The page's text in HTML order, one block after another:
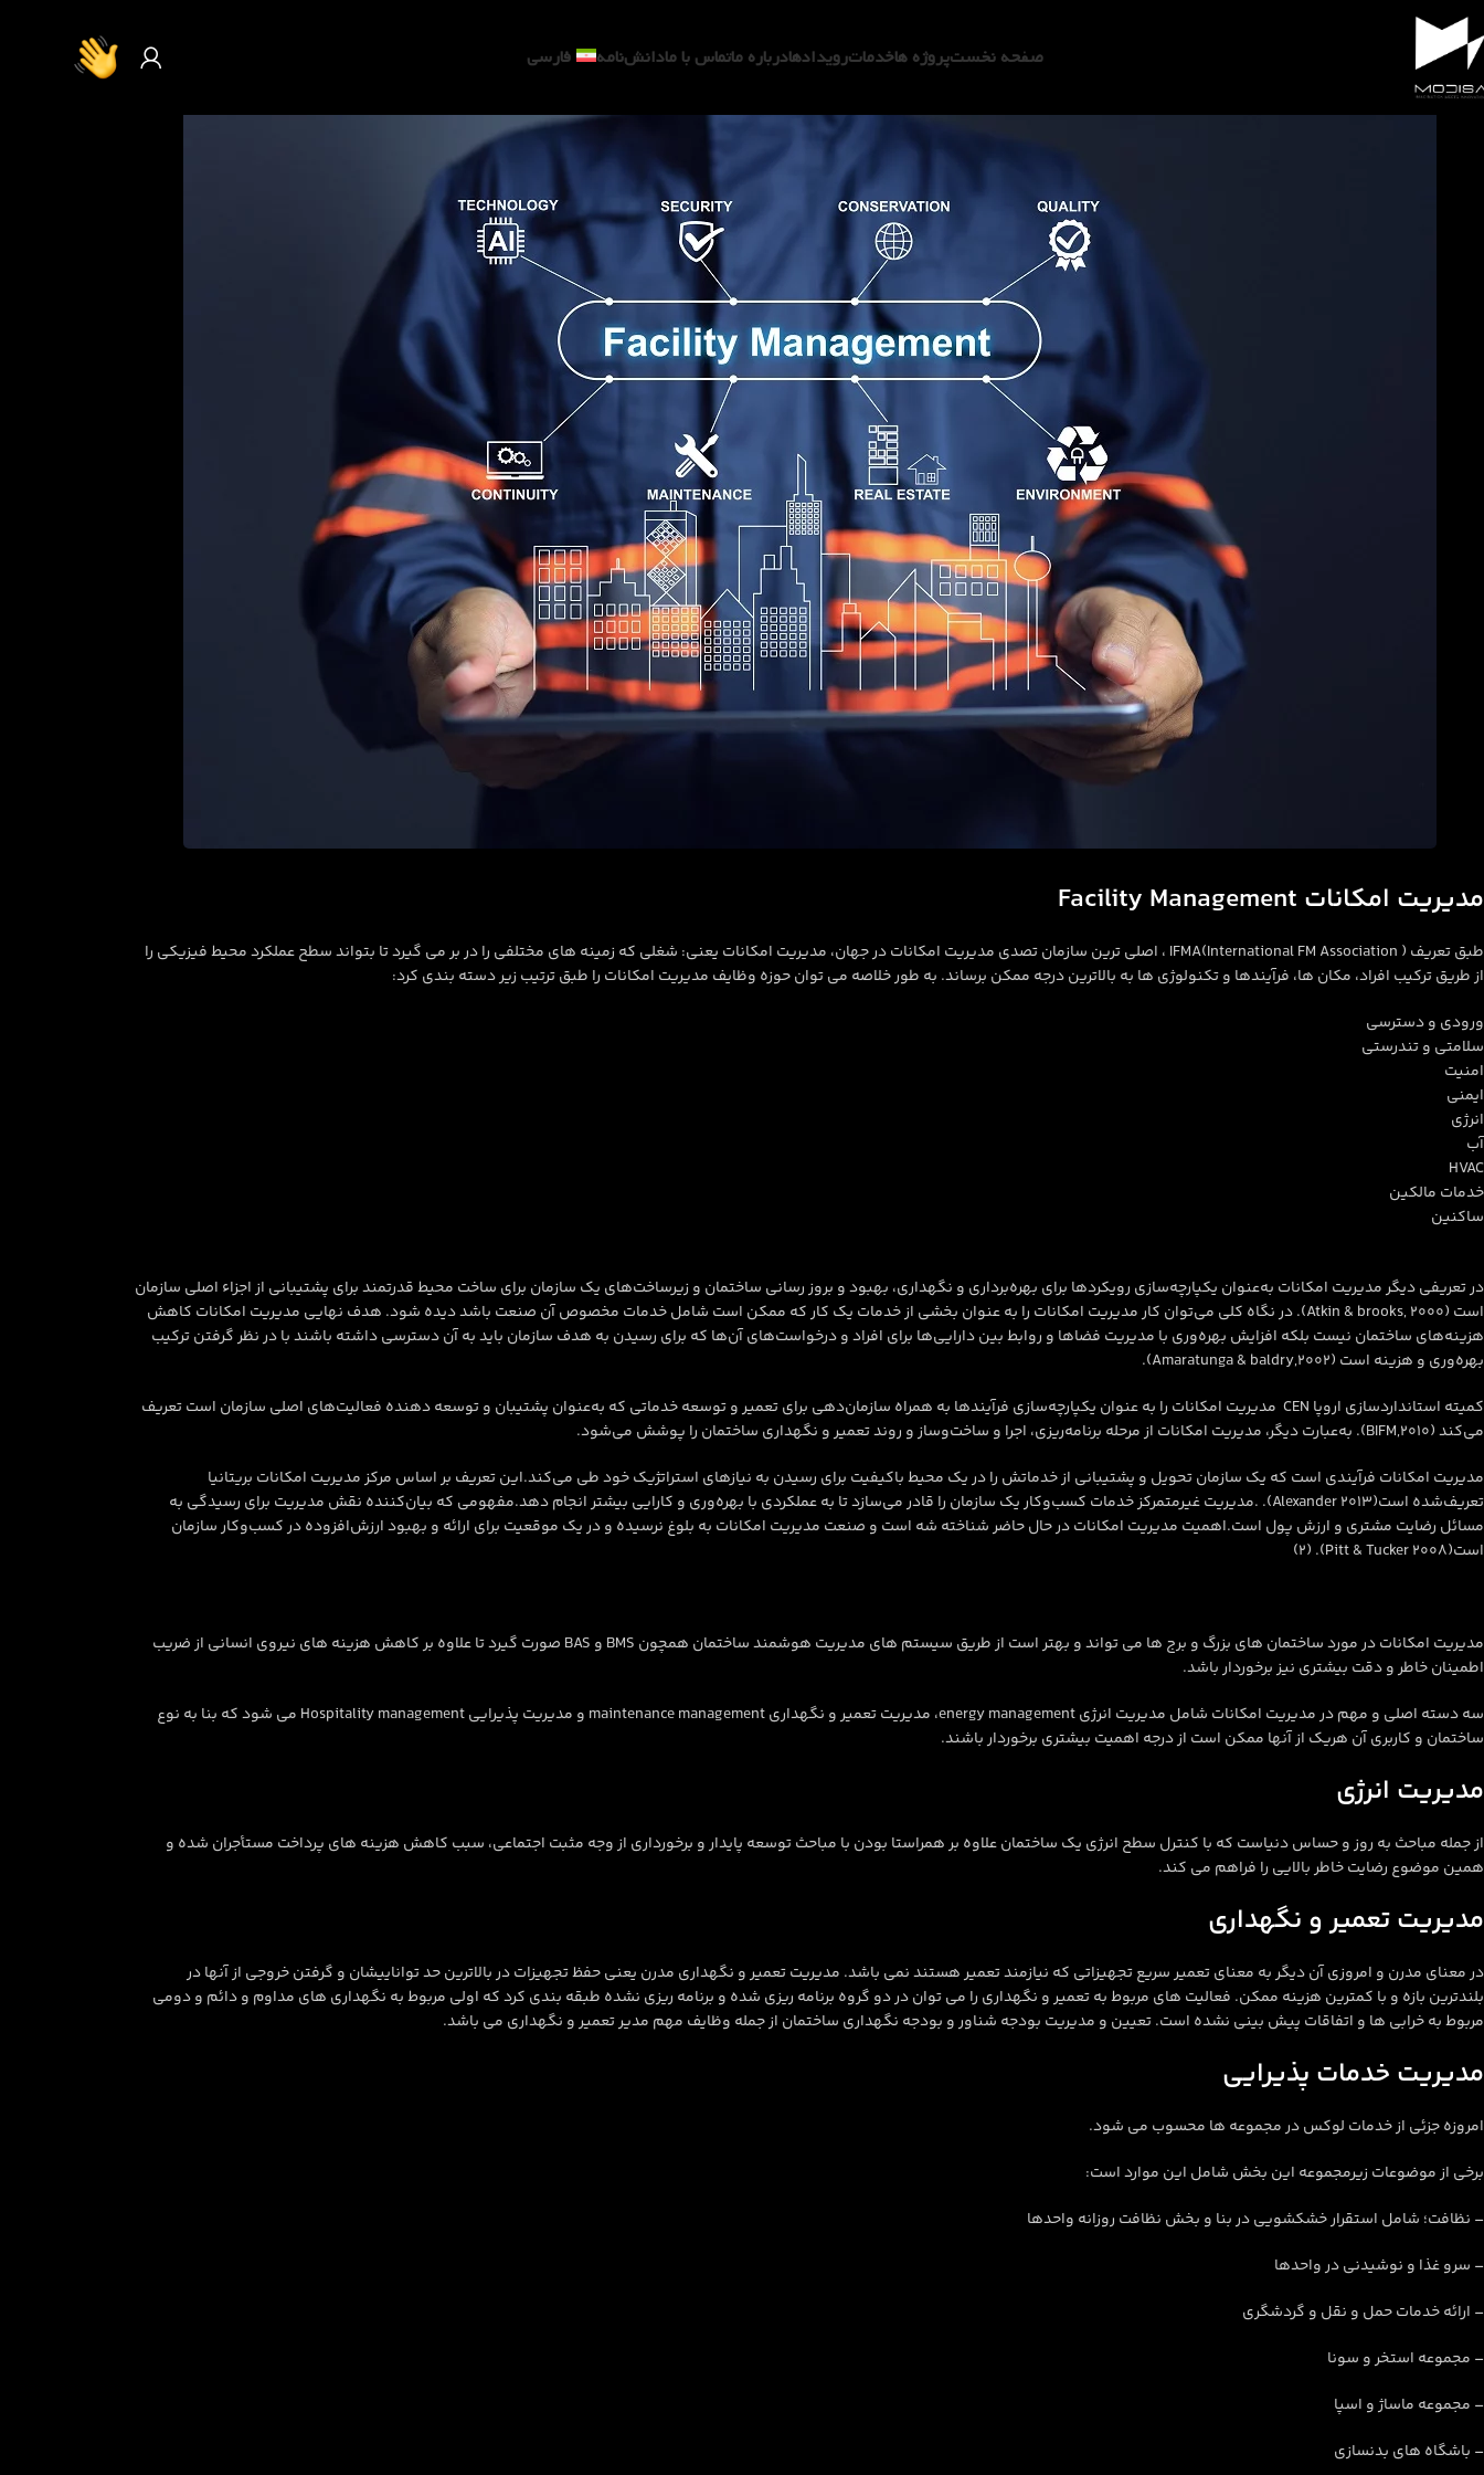
صفحه نخستپروژه هاخدماترویدادهادرباره ماتماس با مادانش‌نامه فارسی
در تاریخ اکتبر 8, 2024
مدیریت امکانات Facility Management
طبق تعریف IFMA(International FM Association ) ، اصلی ترین سازمان تصدی مدیریت امکانات در جهان، مدیریت امکانات یعنی: شغلی که زمینه های مختلفی را در بر می گیرد تا بتواند سطح عملکرد محیط فیزیکی را
از طریق ترکیب افراد، مکان ها، فرآیندها و تکنولوژی ها به بالاترین درجه ممکن برساند. به طور خلاصه می توان حوزه وظایف مدیریت امکانات را طبق ترتیب زیر دسته بندی کرد:
ورودی و دسترسی
سلامتی و تندرستی
امنیت
ایمنی
انرژی
آب
HVAC
خدمات مالکین
ساکنین
در تعریفی دیگر مدیریت امکانات به‌عنوان یکپارچه‌سازی رویکردها برای بهره‌برداری و نگهداری، بهبود و بروز رسانی ساختمان و زیرساخت‌های یک سازمان برای ساخت محیط قدرتمند برای پشتیبانی از اجزاء اصلی سازمان
است (Atkin & brooks, 2000). در نگاه کلی می‌توان کار مدیریت امکانات را به‌ عنوان بخشی از خدمات یک کار که ممکن است شامل خدمات مخصوص آن صنعت باشد دیده شود. هدف نهایی مدیریت امکانات کاهش
هزینه‌های ساختمان نیست بلکه افزایش بهره‌وری با مدیریت فضاها و روابط بین دارایی‌ها برای افراد و درخواست‌های آن‌ها که برای رسیدن به هدف سازمان باید به آن دسترسی داشته باشند با در نظر گرفتن ترکیب
بهره‌وری و هزینه است (Amaratunga & baldry,2002).
کمیته استانداردسازی اروپا CEN مدیریت امکانات را به‌ عنوان یکپارچه‌سازی فرآیندها به همراه سازمان‌دهی برای تعمیر و توسعه خدماتی که به‌عنوان پشتیبان و توسعه‌ دهنده فعالیت‌های اصلی سازمان است تعریف
می‌کند (BIFM,2010). به‌عبارت‌ دیگر، مدیریت امکانات از مرحله برنامه‌ریزی، اجرا و ساخت‌وساز و روند تعمیر و نگهداری ساختمان را پوشش می‌شود.
مدیریت امکانات فرآیندی است که یک سازمان تحویل و پشتیبانی از خدماتش را در یک محیط باکیفیت برای رسیدن به نیازهای استراتژیک خود طی می‌کند.این تعریف بر اساس مرکز مدیریت امکانات بریتانیا
تعریف‌شده است(Alexander 2013). .مدیریت غیرمتمرکز خدمات کسب‌وکار یک سازمان را قادر می‌سازد تا به عملکردی با بهره‌وری و کارایی بیشتر انجام دهد.مفهومی که بیان‌کننده نقش مدیریت برای رسیدگی به
مسائل رضایت مشتری و ارزش پول است.اهمیت مدیریت امکانات در حال حاضر شناخته شه است و صنعت مدیریت امکانات به بلوغ نرسیده و در یک موقعیت برای ارائه و بهبود ارزش‌افزوده در کسب‌وکار سازمان
است(Pitt & Tucker 2008). (٢)
مدیریت امکانات در مورد ساختمان های بزرگ و برج ها می تواند و بهتر است از طریق سیستم های مدیریت هوشمند ساختمان همچون BMS و BAS صورت گیرد تا علاوه بر کاهش هزینه های نیروی انسانی از ضریب
اطمینان خاطر و دقت بیشتری نیز برخوردار باشد.
سه دسته اصلی و مهم در مدیریت امکانات شامل مدیریت انرژی energy management، مدیریت تعمیر و نگهداری maintenance management و مدیریت پذیرایی Hospitality management می شود که بنا به نوع
ساختمان و کاربری آن هریک از آنها ممکن است از درجه اهمیت بیشتری برخوردار باشند.
مدیریت انرژی
از جمله مباحث به روز و حساس دنیاست که با کنترل سطح انرژی یک ساختمان علاوه بر همراستا بودن با مباحث توسعه پایدار و برخورداری از وجه مثبت اجتماعی، سبب کاهش هزینه های پرداخت مستأجران شده و
همین موضوع رضایت خاطر بالایی را فراهم می کند.
مدیریت تعمیر و نگهداری
در معنای مدرن و امروزی آن دیگر به معنای تعمیر سریع تجهیزاتی که نیازمند تعمیر هستند نمی باشد. مدیریت تعمیر و نگهداری مدرن یعنی حفظ تجهیزات در بالاترین حد تواناییشان و گرفتن خروجی از آنها در
بلندترین بازه و با کمترین هزینه ممکن. فعالیت های مربوط به تعمیر و نگهداری را می توان در دو گروه برنامه ریزی شده و برنامه ریزی نشده طبقه بندی کرد که اولی مربوط به نگهداری های مداوم و دائم و دومی
مربوط به خرابی ها و اتفاقات پیش بینی نشده است. تعیین و مدیریت بودجه شناور و بودجه نگهداری ساختمان از جمله وظایف مهم مدیر تعمیر و نگهداری می باشد.
مدیریت خدمات پذیرایی
امروزه جزئی از خدمات لوکس در مجموعه ها محسوب می شود.
برخی از موضوعات زیرمجموعه این بخش شامل این موارد است:
– نظافت؛ شامل استقرار خشکشویی در بنا و بخش نظافت روزانه واحدها
– سرو غذا و نوشیدنی در واحدها
– ارائه خدمات حمل و نقل و گردشگری
– مجموعه استخر و سونا
– مجموعه ماساژ و اسپا
– باشگاه های بدنسازی